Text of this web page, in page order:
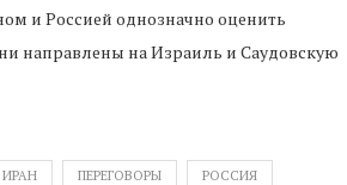
и Россией однозначно оценить
направлены на Израиль и Саудовскую
ИРАН ПЕРЕГОВОРЫ РОССИЯ